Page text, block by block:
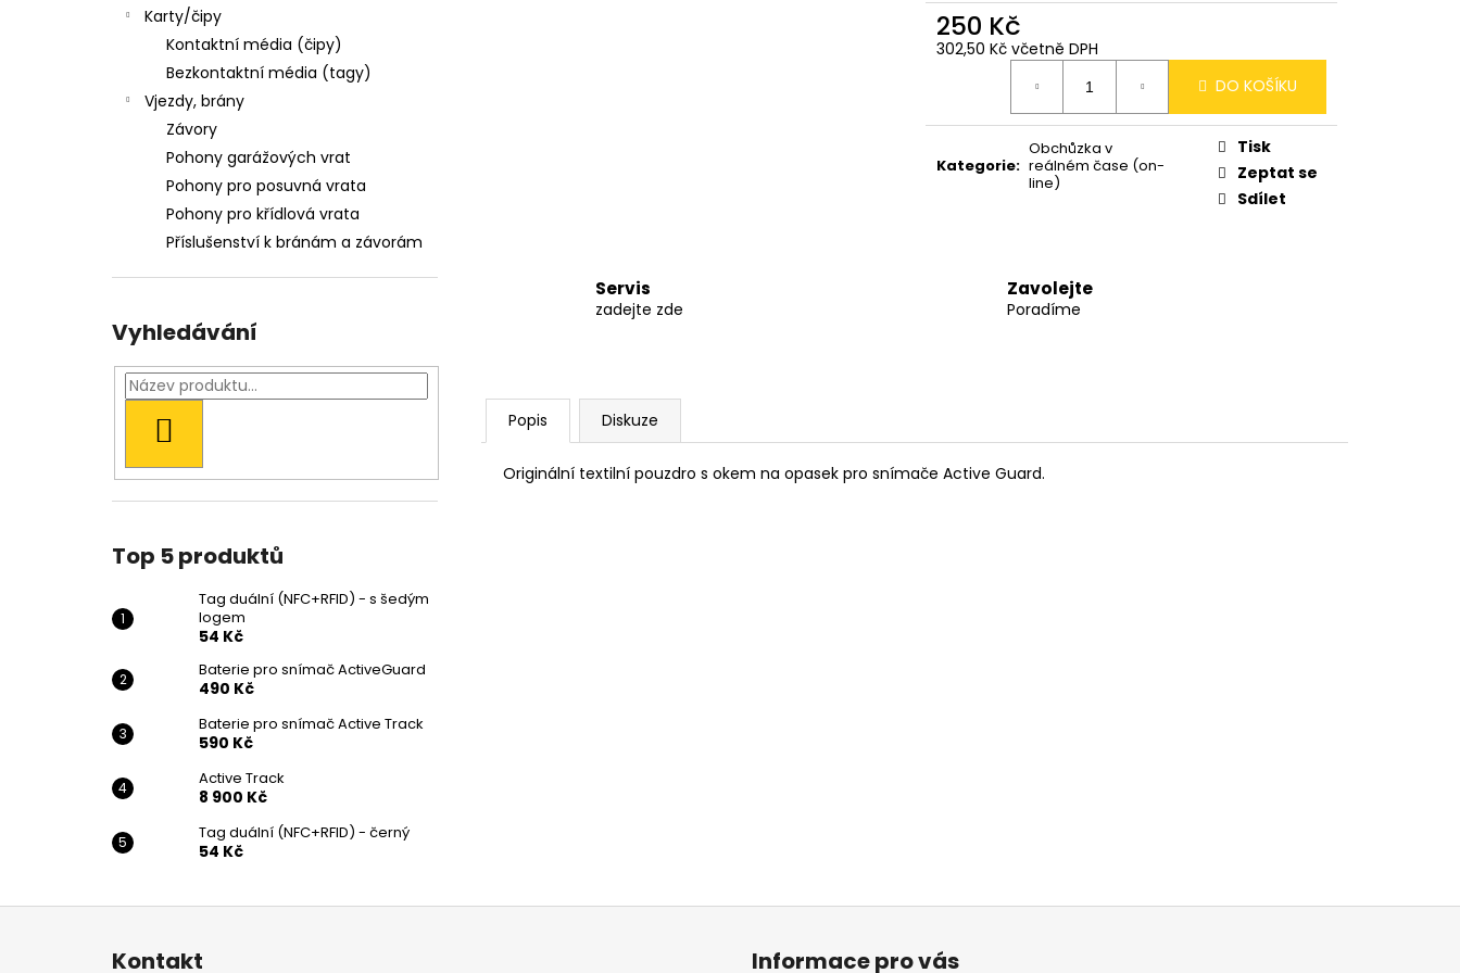
Karty/čipy
Kontaktní média (čipy)
Bezkontaktní média (tagy)
Vjezdy, brány
Závory
Pohony garážových vrat
Pohony pro posuvná vrata
Pohony pro křídlová vrata
Příslušenství k bránám a závorám
Vyhledávání
Top 5 produktů
Tag duální (NFC+RFID) - s šedým
logem
54 Kč
Baterie pro snímač ActiveGuard
490 Kč
Baterie pro snímač Active Track
590 Kč
Active Track
8 900 Kč
Tag duální (NFC+RFID) - černý
54 Kč
250 Kč
302,50 Kč včetně DPH
DO KOŠÍKU
Kategorie:
Obchůzka v
reálném čase (on-
line)
Tisk
Zeptat se
Sdílet
Servis
zadejte zde
Zavolejte
Poradíme
Popis Diskuze
Originální textilní pouzdro s okem na opasek pro snímače Active Guard.
Kontakt Informace pro vás